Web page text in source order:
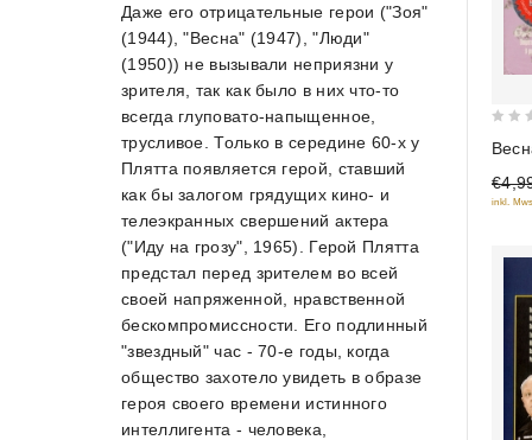
of
5
inkl.
Даже его отрицательные герои ("Зоя"
(1944), "Весна" (1947), "Люди"
(1950)) не вызывали неприязни у
зрителя, так как было в них что-то
всегда глуповато-напыщенное,
трусливое. Только в середине 60-х у
Плятта появляется герой, ставший
как бы залогом грядущих кино- и
телеэкранных свершений актера
("Иду на грозу", 1965). Герой Плятта
предстал перед зрителем во всей
своей напряженной, нравственной
бескомпромиссности. Его подлинный
"звездный" час - 70-е годы, когда
общество захотело увидеть в образе
героя своего времени истинного
интеллигента - человека,